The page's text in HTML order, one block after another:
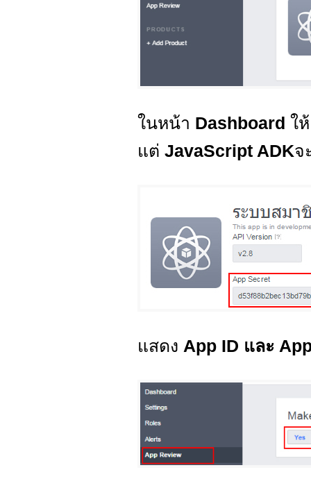
ในหน้า Dashboard ใ
แต่ JavaScript ADKจ
แสดง App ID และ